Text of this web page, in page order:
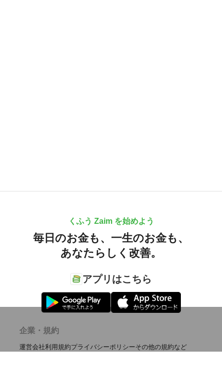
くふう Zaim を始めよう
毎日のお金も、 一生のお金も、
あなたらしく改善。
アプリはこちら
企業・規約
運営会社利用規約プライバシーポリシーその他の規約など